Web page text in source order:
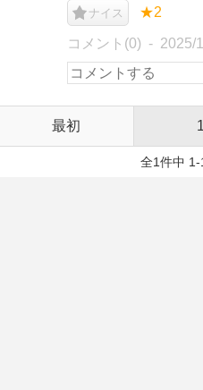
ナイス ★2
コメント(0) 2025/
最初 1
全1件中